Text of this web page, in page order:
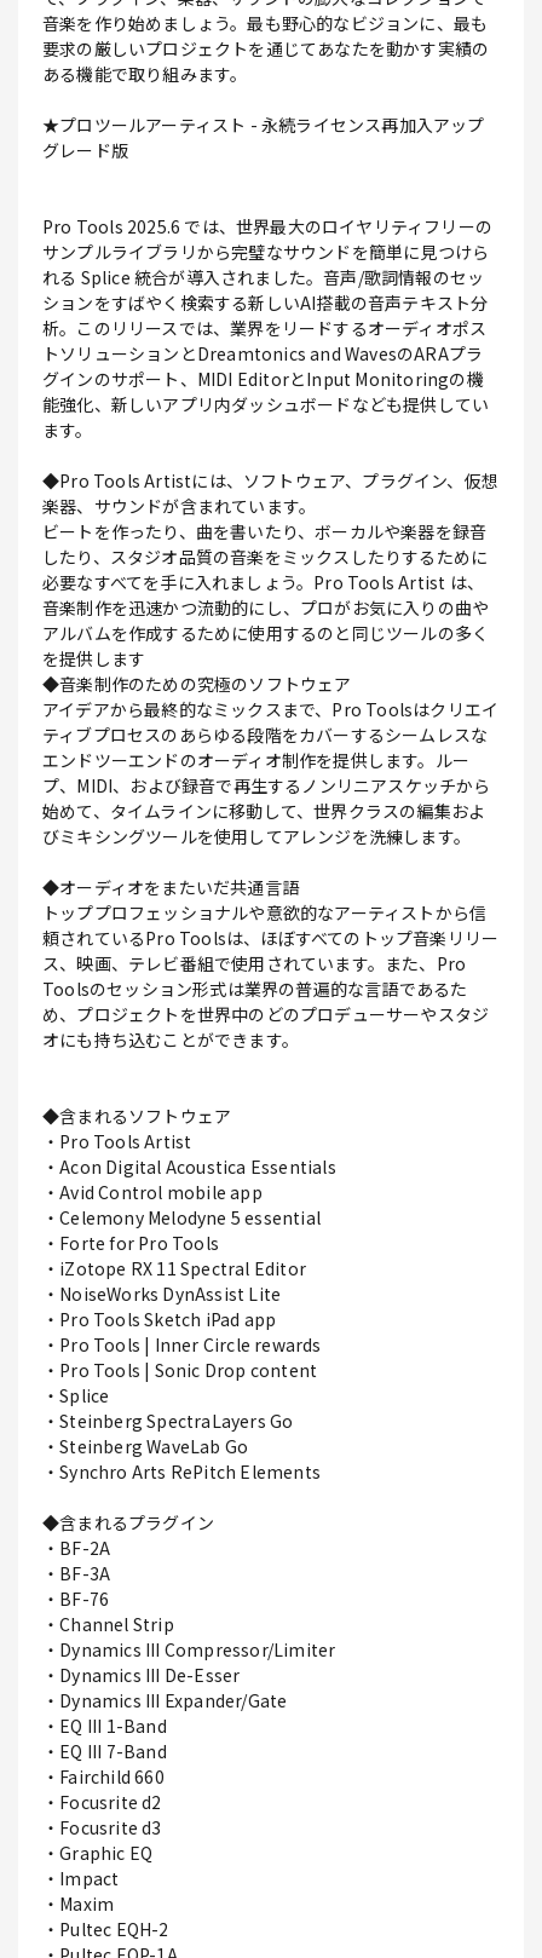
音楽を作り始めましょう。最も野心的なビジョンに、最も
要求の厳しいプロジェクトを通じてあなたを動かす実績の
ある機能で取り組みます。
★プロツールアーティスト - 永続ライセンス再加入アップ
グレード版
Pro Tools 2025.6 では、世界最大のロイヤリティフリーの
サンプルライブラリから完璧なサウンドを簡単に見つけら
れる Splice 統合が導入されました。音声/歌詞情報のセッ
ションをすばやく検索する新しいAI搭載の音声テキスト分
析。このリリースでは、業界をリードするオーディオポス
トソリューションとDreamtonics and WavesのARAプラ
グインのサポート、MIDI EditorとInput Monitoringの機
能強化、新しいアプリ内ダッシュボードなども提供してい
ます。
◆Pro Tools Artistには、ソフトウェア、プラグイン、仮想
楽器、サウンドが含まれています。
ビートを作ったり、曲を書いたり、ボーカルや楽器を録音
したり、スタジオ品質の音楽をミックスしたりするために
必要なすべてを手に入れましょう。Pro Tools Artist は、
音楽制作を迅速かつ流動的にし、プロがお気に入りの曲や
アルバムを作成するために使用するのと同じツールの多く
を提供します
◆音楽制作のための究極のソフトウェア
アイデアから最終的なミックスまで、Pro Toolsはクリエイ
ティブプロセスのあらゆる段階をカバーするシームレスな
エンドツーエンドのオーディオ制作を提供します。ルー
プ、MIDI、および録音で再生するノンリニアスケッチから
始めて、タイムラインに移動して、世界クラスの編集およ
びミキシングツールを使用してアレンジを洗練します。
◆オーディオをまたいだ共通言語
トッププロフェッショナルや意欲的なアーティストから信
頼されているPro Toolsは、ほぼすべてのトップ音楽リリー
ス、映画、テレビ番組で使用されています。また、Pro
Toolsのセッション形式は業界の普遍的な言語であるた
め、プロジェクトを世界中のどのプロデューサーやスタジ
オにも持ち込むことができます。
◆含まれるソフトウェア
・Pro Tools Artist
・Acon Digital Acoustica Essentials
・Avid Control mobile app
・Celemony Melodyne 5 essential
・Forte for Pro Tools
・iZotope RX 11 Spectral Editor
・NoiseWorks DynAssist Lite
・Pro Tools Sketch iPad app
・Pro Tools | Inner Circle rewards
・Pro Tools | Sonic Drop content
・Splice
・Steinberg SpectraLayers Go
・Steinberg WaveLab Go
・Synchro Arts RePitch Elements
◆含まれるプラグイン
・BF-2A
・BF-3A
・BF-76
・Channel Strip
・Dynamics III Compressor/Limiter
・Dynamics III De-Esser
・Dynamics III Expander/Gate
・EQ III 1-Band
・EQ III 7-Band
・Fairchild 660
・Focusrite d2
・Focusrite d3
・Graphic EQ
・Impact
・Maxim
・Pultec EQH-2